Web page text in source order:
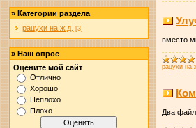
»Категории раздела
рацухи на ж.д.
[3]
»Наш опрос
Оцените мой сайт
Отлично
Хорошо
Неплохо
Плохо
вместо
рацухи на
Два